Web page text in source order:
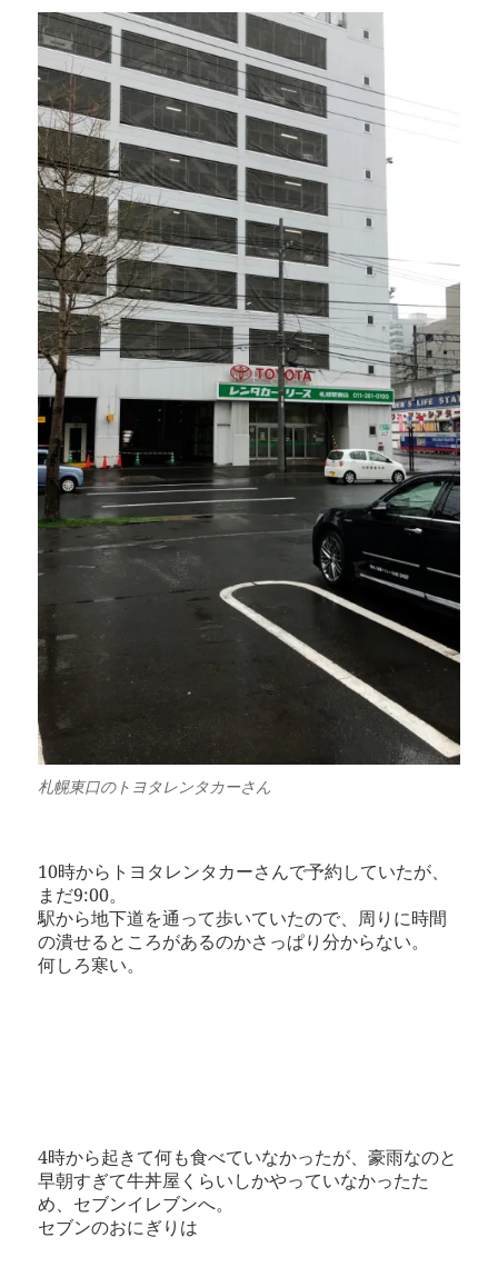
札幌東口のトヨタレンタカーさん
10時からトヨタレンタカーさんで予約していたが、
まだ9:00。
駅から地下道を通って歩いていたので、周りに時間
の潰せるところがあるのかさっぱり分からない。
何しろ寒い。
4時から起きて何も食べていなかったが、豪雨なのと
早朝すぎて牛丼屋くらいしかやっていなかったた
め、セブンイレブンへ。
セブンのおにぎりは